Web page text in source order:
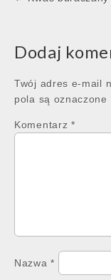
Dodaj
Twój adres e-mail
pola są oznaczone
Komentarz *
Nazwa*